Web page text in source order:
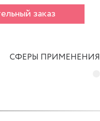
заказ
СФЕРЫ ПРИМЕНЕНИЯ